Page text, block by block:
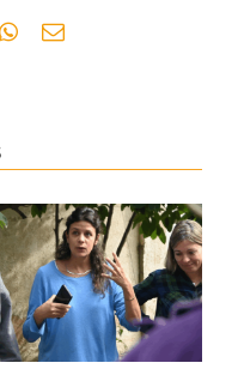
WhatsApp
Email